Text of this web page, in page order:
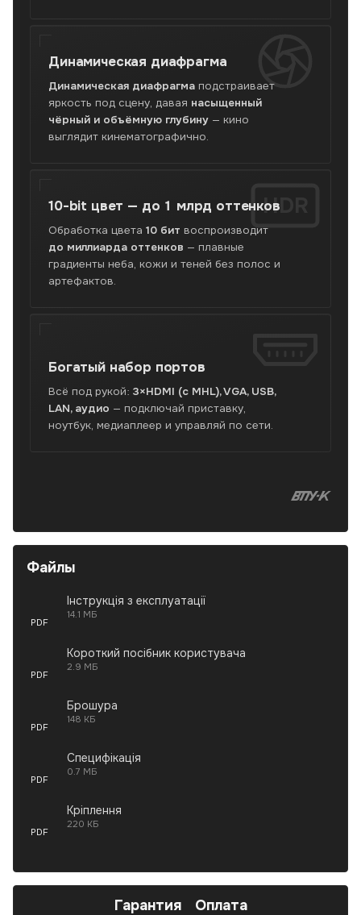
Динамическая диафрагма
Динамическая диафрагма подстраивает
яркость под сцену, давая насыщенный
чёрный и объёмную глубину — кино
выглядит кинематографично.
HDR
10-bit цвет — до 1 млрд оттенков
Обработка цвета 10 бит воспроизводит
до миллиарда оттенков — плавные
градиенты неба, кожи и теней без полос и
артефактов.
Богатый набор портов
Всё под рукой: 3×HDMI (с MHL), VGA, USB,
LAN, аудио — подключай приставку,
ноутбук, медиаплеер и управляй по сети.
Высшее
Файлы
PDF
Інструкція з експлуатації
14.1 МБ
PDF
Короткий посібник користувача
2.9 МБ
PDF
Брошура
148 КБ
PDF
Специфікація
0.7 МБ
PDF
Кріплення
220 КБ
Гарантия Оплата